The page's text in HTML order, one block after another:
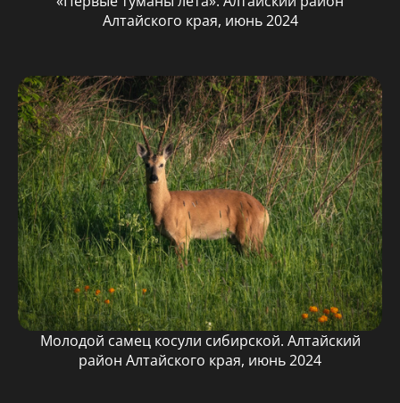
Алтайского края, июнь 2024
Молодой самец косули сибирской. Алтайский
район Алтайского края, июнь 2024